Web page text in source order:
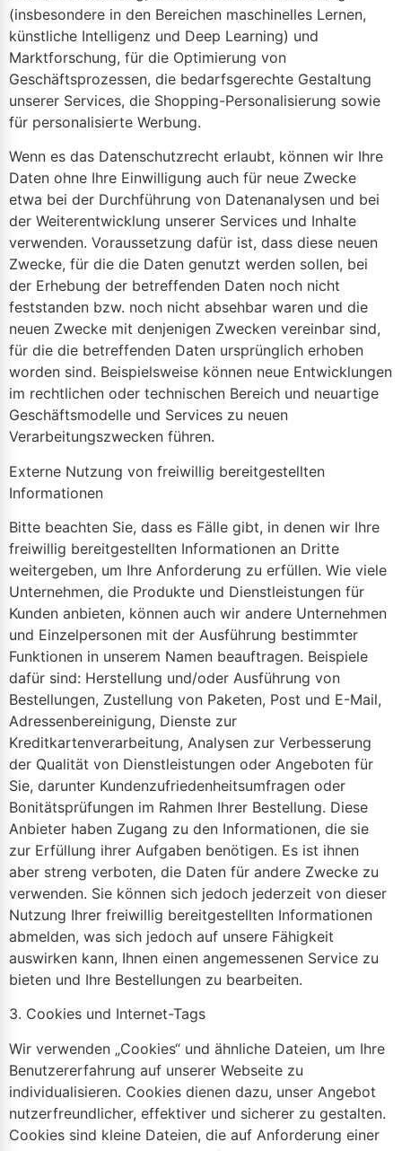
(insbesondere in den Bereichen maschinelles Lernen,
künstliche Intelligenz und Deep Learning) und
Marktforschung, für die Optimierung von
Geschäftsprozessen, die bedarfsgerechte Gestaltung
unserer Services, die Shopping-Personalisierung sowie
für personalisierte Werbung.
Wenn es das Datenschutzrecht erlaubt, können wir Ihre
Daten ohne Ihre Einwilligung auch für neue Zwecke
etwa bei der Durchführung von Datenanalysen und bei
der Weiterentwicklung unserer Services und Inhalte
verwenden. Voraussetzung dafür ist, dass diese neuen
Zwecke, für die die Daten genutzt werden sollen, bei
der Erhebung der betreffenden Daten noch nicht
feststanden bzw. noch nicht absehbar waren und die
neuen Zwecke mit denjenigen Zwecken vereinbar sind,
für die die betreffenden Daten ursprünglich erhoben
worden sind. Beispielsweise können neue Entwicklungen
im rechtlichen oder technischen Bereich und neuartige
Geschäftsmodelle und Services zu neuen
Verarbeitungszwecken führen.
Externe Nutzung von freiwillig bereitgestellten
Informationen
Bitte beachten Sie, dass es Fälle gibt, in denen wir Ihre
freiwillig bereitgestellten Informationen an Dritte
weitergeben, um Ihre Anforderung zu erfüllen. Wie viele
Unternehmen, die Produkte und Dienstleistungen für
Kunden anbieten, können auch wir andere Unternehmen
und Einzelpersonen mit der Ausführung bestimmter
Funktionen in unserem Namen beauftragen. Beispiele
dafür sind: Herstellung und/oder Ausführung von
Bestellungen, Zustellung von Paketen, Post und E-Mail,
Adressenbereinigung, Dienste zur
Kreditkartenverarbeitung, Analysen zur Verbesserung
der Qualität von Dienstleistungen oder Angeboten für
Sie, darunter Kundenzufriedenheitsumfragen oder
Bonitätsprüfungen im Rahmen Ihrer Bestellung. Diese
Anbieter haben Zugang zu den Informationen, die sie
zur Erfüllung ihrer Aufgaben benötigen. Es ist ihnen
aber streng verboten, die Daten für andere Zwecke zu
verwenden. Sie können sich jedoch jederzeit von dieser
Nutzung Ihrer freiwillig bereitgestellten Informationen
abmelden, was sich jedoch auf unsere Fähigkeit
auswirken kann, Ihnen einen angemessenen Service zu
bieten und Ihre Bestellungen zu bearbeiten.
3. Cookies und Internet-Tags
Wir verwenden „Cookies“ und ähnliche Dateien, um Ihre
Benutzererfahrung auf unserer Webseite zu
individualisieren. Cookies dienen dazu, unser Angebot
nutzerfreundlicher, effektiver und sicherer zu gestalten.
Cookies sind kleine Dateien, die auf Anforderung einer